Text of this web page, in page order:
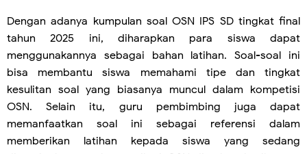
Dengan adanya kumpulan soal OSN IPS SD tingkat final
tahun 2025 ini, diharapkan para siswa dapat
menggunakannya sebagai bahan latihan. Soal-soal ini
bisa membantu siswa memahami tipe dan tingkat
kesulitan soal yang biasanya muncul dalam kompetisi
OSN. Selain itu, guru pembimbing juga dapat
memanfaatkan soal ini sebagai referensi dalam
memberikan latihan kepada siswa yang sedang